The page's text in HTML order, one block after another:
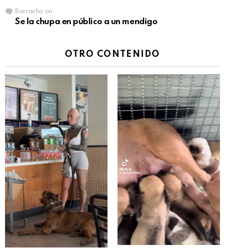
Borracho on
Se la chupa en público a un mendigo
OTRO CONTENIDO